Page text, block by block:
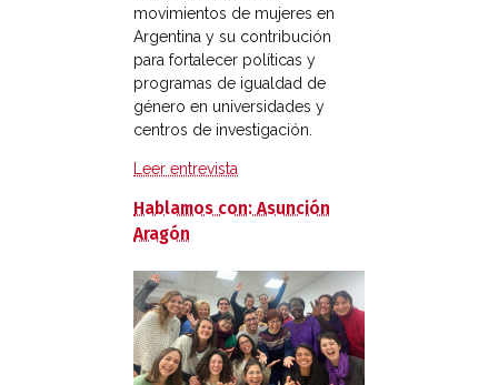
movimientos de mujeres en
Argentina y su contribución
para fortalecer políticas y
programas de igualdad de
género en universidades y
centros de investigación.
Leer entrevista
Hablamos con: Asunción
Aragón